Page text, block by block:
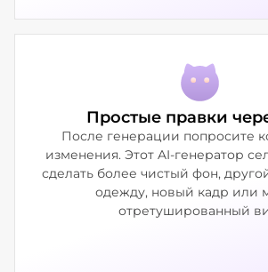
Простые правки
После генерации попросите
изменения. Этот AI-генератор
сделать более чистый фон,
одежду, новый кадр или
отретушированный